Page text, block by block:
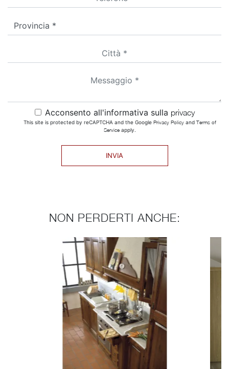
Acconsento all'informativa sulla privacy
This site is protected by reCAPTCHA and the Google Privacy Policyand Terms of
Serviceapply.
INVIA
NON PERDERTI ANCHE: